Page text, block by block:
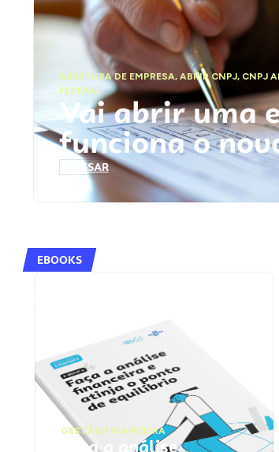
ABERTURA DE EMPRESA,ABRIR CNPJ, CNPJ
FEDERAL
Vai abrir uma
funciona o
ACESSAR
EBOOKS
GESTÃO FINANCEIRA
Faça a análise